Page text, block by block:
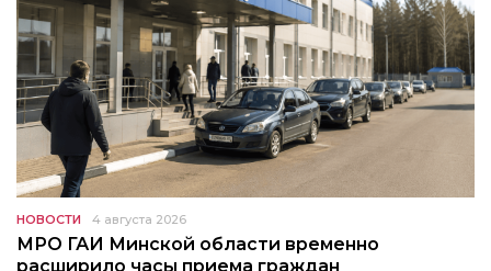
НОВОСТИ 4 августа 2026
МРО ГАИ Минской области временно
расширило часы приема граждан